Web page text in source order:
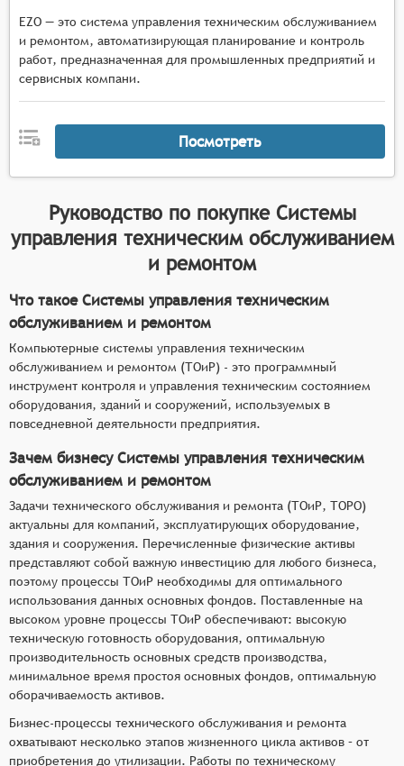
EZO — это система управления техническим обслуживанием
и ремонтом, автоматизирующая планирование и контроль
работ, предназначенная для промышленных предприятий и
сервисных компани.
Посмотреть
Руководство по покупке Системы
управления техническим обслуживанием
и ремонтом
Что такое Системы управления техническим
обслуживанием и ремонтом
Компьютерные системы управления техническим
обслуживанием и ремонтом (ТОиР) - это программный
инструмент контроля и управления техническим состоянием
оборудования, зданий и сооружений, используемых в
повседневной деятельности предприятия.
Зачем бизнесу Системы управления техническим
обслуживанием и ремонтом
Задачи технического обслуживания и ремонта (ТОиР, ТОРО)
актуальны для компаний, эксплуатирующих оборудование,
здания и сооружения. Перечисленные физические активы
представляют собой важную инвестицию для любого бизнеса,
поэтому процессы ТОиР необходимы для оптимального
использования данных основных фондов. Поставленные на
высоком уровне процессы ТОиР обеспечивают: высокую
техническую готовность оборудования, оптимальную
производительность основных средств производства,
минимальное время простоя основных фондов, оптимальную
оборачиваемость активов.
Бизнес-процессы технического обслуживания и ремонта
охватывают несколько этапов жизненного цикла активов – от
приобретения до утилизации. Работы по техническому